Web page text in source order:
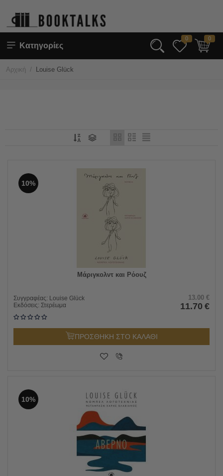
Κατηγορίες
0 0
Αρχική / Louise Glück
10%
Μάριγκολντ και Ρόουζ
Συγγραφέας: Louise Glück
Εκδόσεις: Στερέωμα
13.00 €
11.70 €
ΠΡΟΣΘΗΚΗ ΣΤΟ ΚΑΛΑΘΙ
10%